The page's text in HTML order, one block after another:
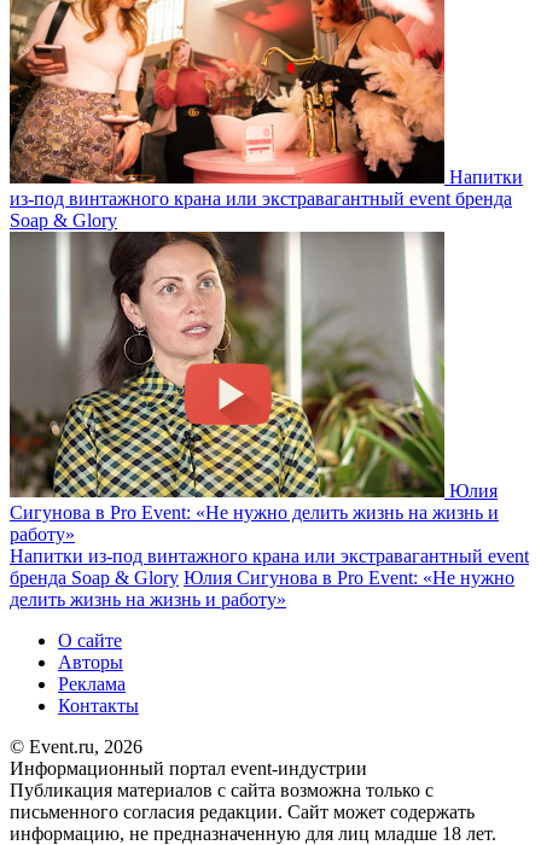
Напитки
из-под винтажного крана или экстравагантный event бренда
Soap & Glory
Юлия
Сигунова в Pro Event: «Не нужно делить жизнь на жизнь и
работу»
Напитки из-под винтажного крана или экстравагантный event
бренда Soap & Glory Юлия Сигунова в Pro Event: «Не нужно
делить жизнь на жизнь и работу»
О сайте
Авторы
Реклама
Контакты
© Event.ru, 2026
Информационный портал event-индустрии
Публикация материалов с сайта возможна только с
письменного согласия редакции. Сайт может содержать
информацию, не предназначенную для лиц младше 18 лет.